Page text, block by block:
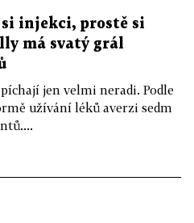
injekci, prostě si
má svatý grál
jen velmi neradi. Podle
užívání léků averzi sedm